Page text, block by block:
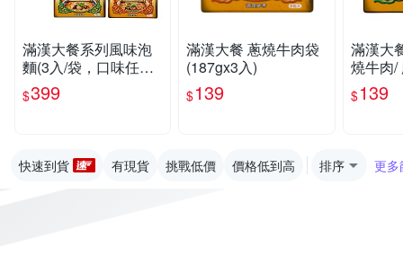
滿漢大餐系列風味泡
麵(3入/袋，口味任選
共3組)
$399
滿漢大餐 蔥燒牛肉袋
(187gx3入)
$139
滿漢大
燒牛肉/
燒豬
組
$139
快速到貨 有現貨 挑戰低價 價格低到高 排序 更多